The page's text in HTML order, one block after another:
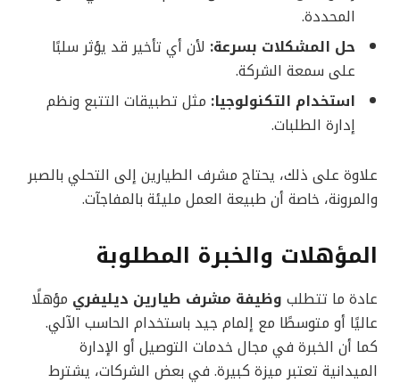
المحددة.
حل المشكلات بسرعة: لأن أي تأخير قد يؤثر سلبًا
على سمعة الشركة.
استخدام التكنولوجيا: مثل تطبيقات التتبع ونظم
إدارة الطلبات.
علاوة على ذلك، يحتاج مشرف الطيارين إلى التحلي بالصبر
والمرونة، خاصة أن طبيعة العمل مليئة بالمفاجآت.
المؤهلات والخبرة المطلوبة
عادة ما تتطلب وظيفة مشرف طيارين ديليفري مؤهلًا
عاليًا أو متوسطًا مع إلمام جيد باستخدام الحاسب الآلي.
كما أن الخبرة في مجال خدمات التوصيل أو الإدارة
الميدانية تعتبر ميزة كبيرة. في بعض الشركات، يشترط